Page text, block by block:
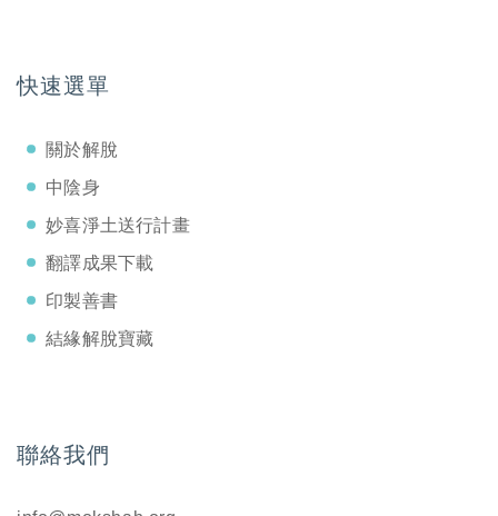
快速選單
關於解脫
中陰身
妙喜淨土送行計畫
翻譯成果下載
印製善書
結緣解脫寶藏
聯絡我們